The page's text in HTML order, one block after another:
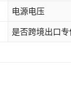
电源电压
是否跨境出口